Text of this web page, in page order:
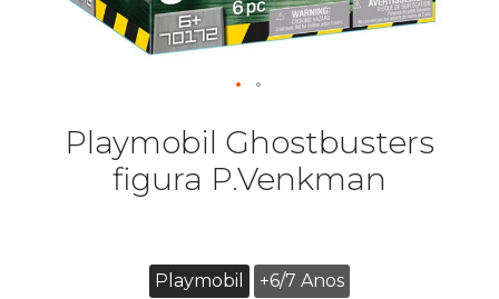
Playmobil Ghostbusters
figura P.Venkman
Playmobil +6/7 Anos